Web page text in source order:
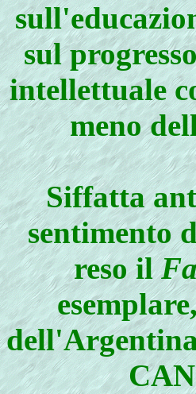
sul
intellettuale
meno
Siffatta
sentimento
reso il